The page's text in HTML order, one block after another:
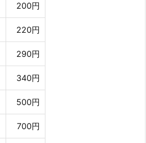
200円
220円
290円
340円
500円
700円